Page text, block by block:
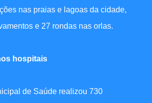
nas praias e lagoas da cidade,
e 27 rondas nas orlas.
hospitais
de Saúde realizou 730